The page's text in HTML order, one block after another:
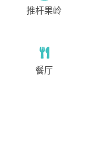
推杆果岭
餐厅